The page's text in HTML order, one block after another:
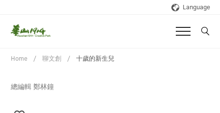
Language
Home 聊文創 十歲的新生兒
總編輯 鄭林鐘